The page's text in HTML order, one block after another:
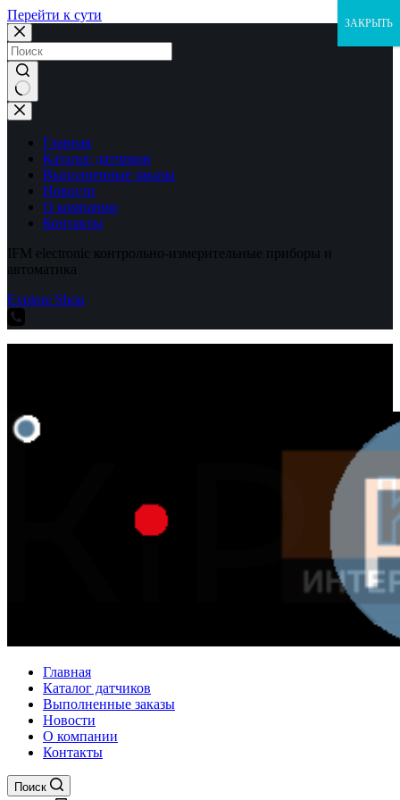
Перейти к сути
Ничего
не
найденоГлавная
Каталог датчиков
Выполненные заказы
Новости
О компании
Контакты
IFM electronic контрольно-измерительные приборы и
автоматика
Explore Shop
Главная
Каталог датчиков
Выполненные заказы
Новости
О компании
Контакты
Поиск
ЗАКРЫТЬ